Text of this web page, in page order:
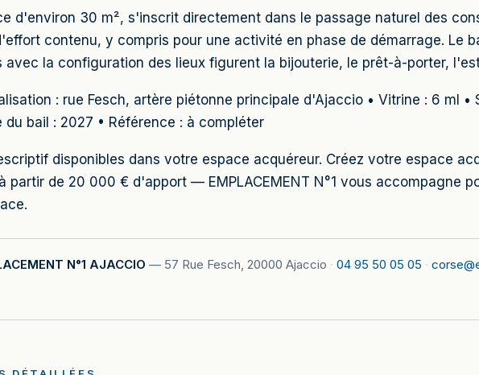
d'environ 30 m², s'inscrit directement dans le passage naturel des
contenu, y compris pour une activité en phase de démarrage. Le
la configuration des lieux figurent la bijouterie, le prêt-à-porter,
: rue Fesch, artère piétonne principale d'Ajaccio • Vitrine : 6 ml
bail : 2027 • Référence : à compléter
disponibles dans votre espace acquéreur. Créez votre espace
partir de 20 000 € d'apport — EMPLACEMENT N°1 vous accompagne
N°1 AJACCIO — 57 Rue Fesch, 20000 Ajaccio · 04 95 50 05 05 ·